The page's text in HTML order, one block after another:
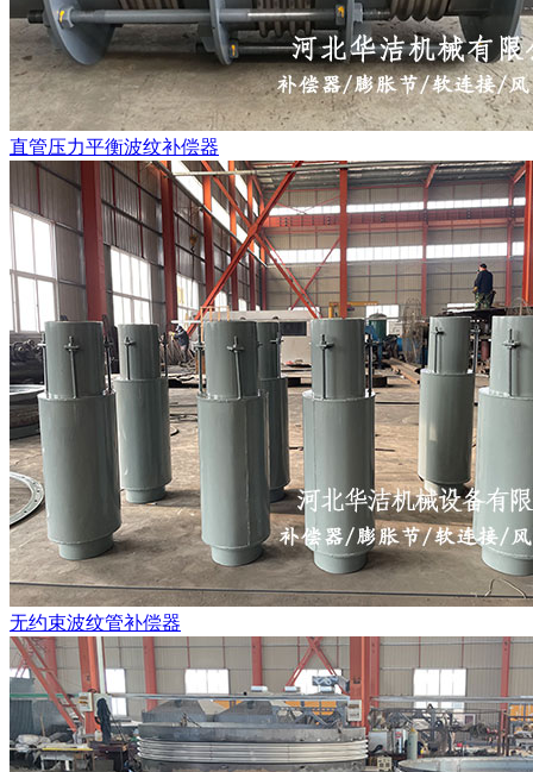
直管压力平衡波纹补偿器
无约束波纹管补偿器